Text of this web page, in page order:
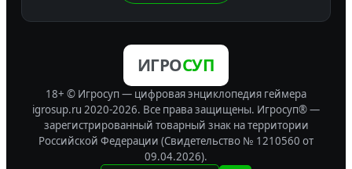
ИГРОСУП
18+ © Игросуп — цифровая энциклопедия геймера
igrosup.ru 2020-2026. Все права защищены. Игросуп® —
зарегистрированный товарный знак на территории
Российской Федерации (Свидетельство № 1210560 от
09.04.2026).